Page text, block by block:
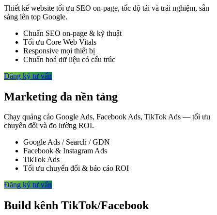
Thiết kế website tối ưu SEO on-page, tốc độ tải và trải nghiệm, sẵn
sàng lên top Google.
Chuẩn SEO on-page & kỹ thuật
Tối ưu Core Web Vitals
Responsive mọi thiết bị
Chuẩn hoá dữ liệu có cấu trúc
Đăng ký tư vấn
Marketing đa nền tảng
Chạy quảng cáo Google Ads, Facebook Ads, TikTok Ads — tối ưu
chuyển đổi và đo lường ROI.
Google Ads / Search / GDN
Facebook & Instagram Ads
TikTok Ads
Tối ưu chuyển đổi & báo cáo ROI
Đăng ký tư vấn
Build kênh TikTok/Facebook